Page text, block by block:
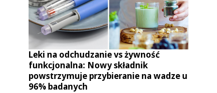
Leki na odchudzanie vs żywność
funkcjonalna: Nowy składnik
powstrzymuje przybieranie na wadze u
96% badanych